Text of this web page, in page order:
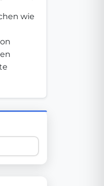
votes in a clear
wie